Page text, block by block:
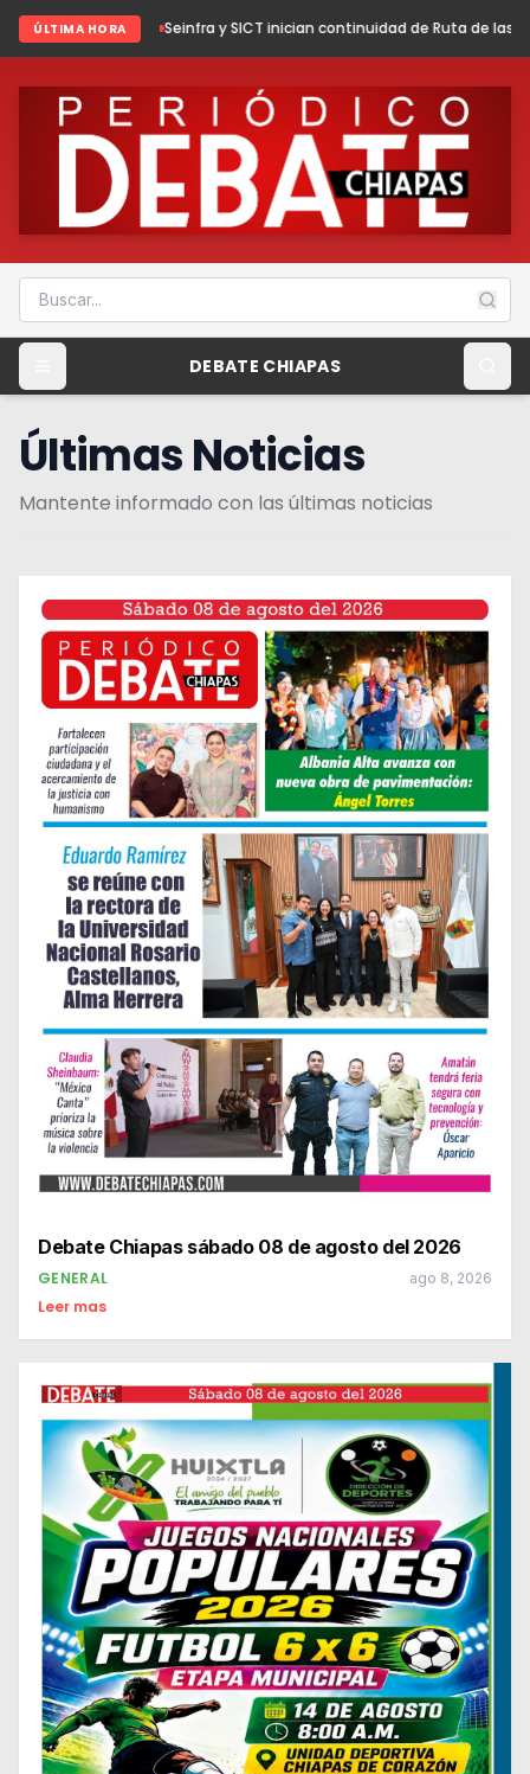
ÚLTIMA HORA
Seinfra y SICT inician continuidad de Ruta de las Culturas Mayas
DEBATE CHIAPAS
Últimas Noticias
Mantente informado con las últimas noticias
Debate Chiapas sábado 08 de agosto del 2026
GENERAL ago 8, 2026
Leer mas